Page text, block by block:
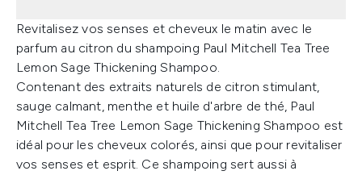
Revitalisez vos senses et cheveux le matin avec le
parfum au citron du shampoing Paul Mitchell Tea Tree
Lemon Sage Thickening Shampoo.
Contenant des extraits naturels de citron stimulant,
sauge calmant, menthe et huile d'arbre de thé, Paul
Mitchell Tea Tree Lemon Sage Thickening Shampoo est
idéal pour les cheveux colorés, ainsi que pour revitaliser
vos senses et esprit. Ce shampoing sert aussi à